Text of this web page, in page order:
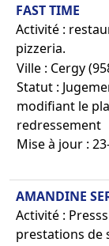
FAST TIME
Activité :
pizzeria.
Ville : Cergy
Statut :
modifiant le
redressement
Mise à jour :
AMANDINE
Activité :
prestations de